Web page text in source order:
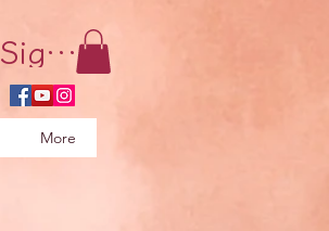
Sign in
More